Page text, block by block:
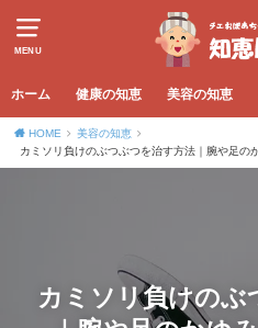
MENU
ホーム 健康の知恵 美容の知恵
HOME
美容の知恵
カミソリ負けのぶつぶつを治す方法｜腕や足の
カミソリ負けのぶ